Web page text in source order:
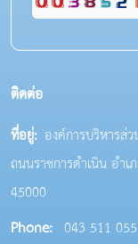
ติดต่อ
ที่อยู่: องค์การบริหารส่
ถนนราชการดำเนิน อำเ
45000
Phone: 043 511 055